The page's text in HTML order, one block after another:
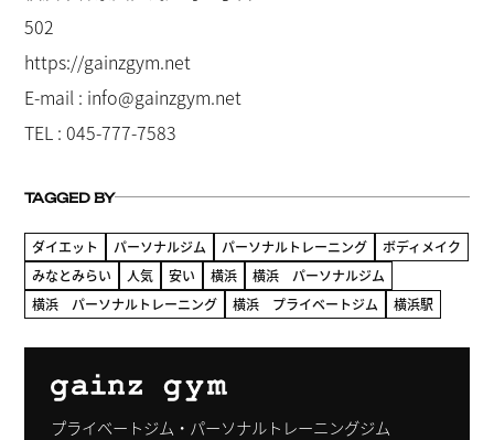
502
https://gainzgym.net
E-mail : info@gainzgym.net
TEL : 045-777-7583
TAGGED BY
ダイエット パーソナルジム パーソナルトレーニング
ボディメイク
みなとみらい
人気 安い 横浜
横浜 パーソナルジム
横浜 パーソナルトレーニング
横浜 プライベートジム 横浜駅
プライベートジム・パーソナルトレーニングジム